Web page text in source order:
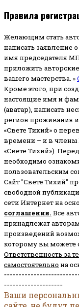
Правила
Желающим стать
написать заявление
имя председателя
приложить
вашего мастерства. »
Кроме этого, при
настоящие имя и
(аватар), написать
регион проживания
«Свете Тихий» о
времени – и в
«Свете Тихий»).
необходимо
пользовательским
Сайт "Свете Тихий"
свободной
сети Интернет на
соглашения. Все
принадлежат
произведений
которому вы можете
Ответственность за
самостоятельно на
--------------------
Ваши